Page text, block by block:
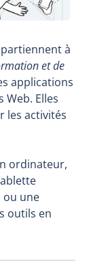
à
et de
applications
Elles
les activités
ordinateur,
ou une
outils en